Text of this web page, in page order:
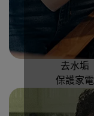
去水垢
保護家電